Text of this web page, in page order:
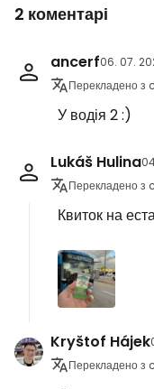
2 коментарі
ancerf06. 07.
Перекладено з
У водія 2 :)
Lukáš Hulina
Перекладено з
Квиток на
Kryštof Hájek
Перекладено з